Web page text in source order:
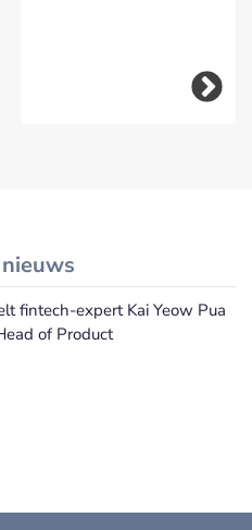
Productmanagement nieuws
fintech-expert Kai Yeow Pua
of Product